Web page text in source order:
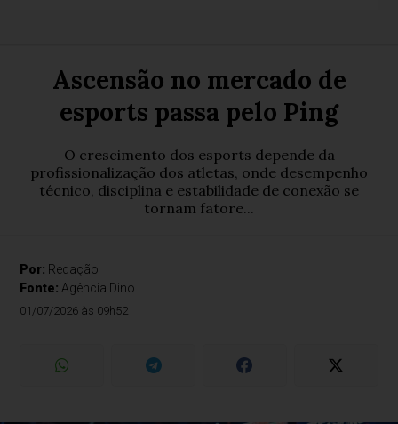
Ascensão no mercado de
esports passa pelo Ping
O crescimento dos esports depende da
profissionalização dos atletas, onde desempenho
técnico, disciplina e estabilidade de conexão se
tornam fatore...
Por: Redação
Fonte: Agência Dino
01/07/2026 às 09h52